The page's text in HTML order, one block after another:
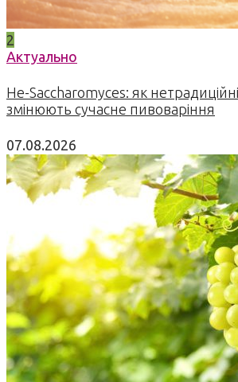
2
Актуально
Не-Saccharomyces: як
змінюють сучасне пивоваріння
07.08.2026